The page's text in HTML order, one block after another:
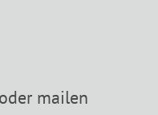
mailen